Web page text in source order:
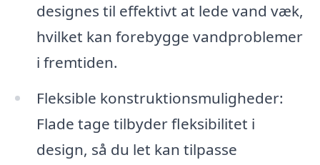
designes til effektivt at lede vand væk,
hvilket kan forebygge vandproblemer
i fremtiden.
Fleksible konstruktionsmuligheder:
Flade tage tilbyder fleksibilitet i
design, så du let kan tilpasse